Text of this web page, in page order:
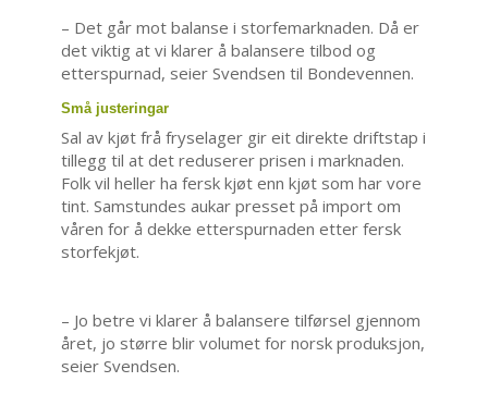
– Det går mot balanse i storfemarknaden. Då er
det viktig at vi klarer å balansere tilbod og
etterspurnad, seier Svendsen til Bondevennen.
Små justeringar
Sal av kjøt frå fryselager gir eit direkte driftstap i
tillegg til at det reduserer prisen i marknaden.
Folk vil heller ha fersk kjøt enn kjøt som har vore
tint. Samstundes aukar presset på import om
våren for å dekke etterspurnaden etter fersk
storfekjøt.
– Jo betre vi klarer å balansere tilførsel gjennom
året, jo større blir volumet for norsk produksjon,
seier Svendsen.